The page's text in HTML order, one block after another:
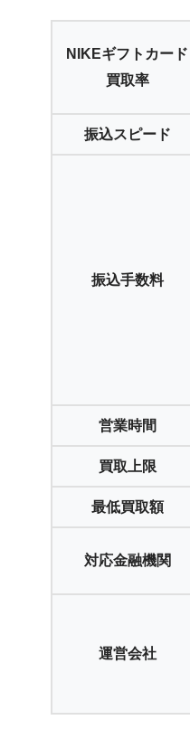
NIKEギフトカード
買取率
振込スピード
振込手数料
営業時間
買取上限
最低買取額
対応金融機関
運営会社